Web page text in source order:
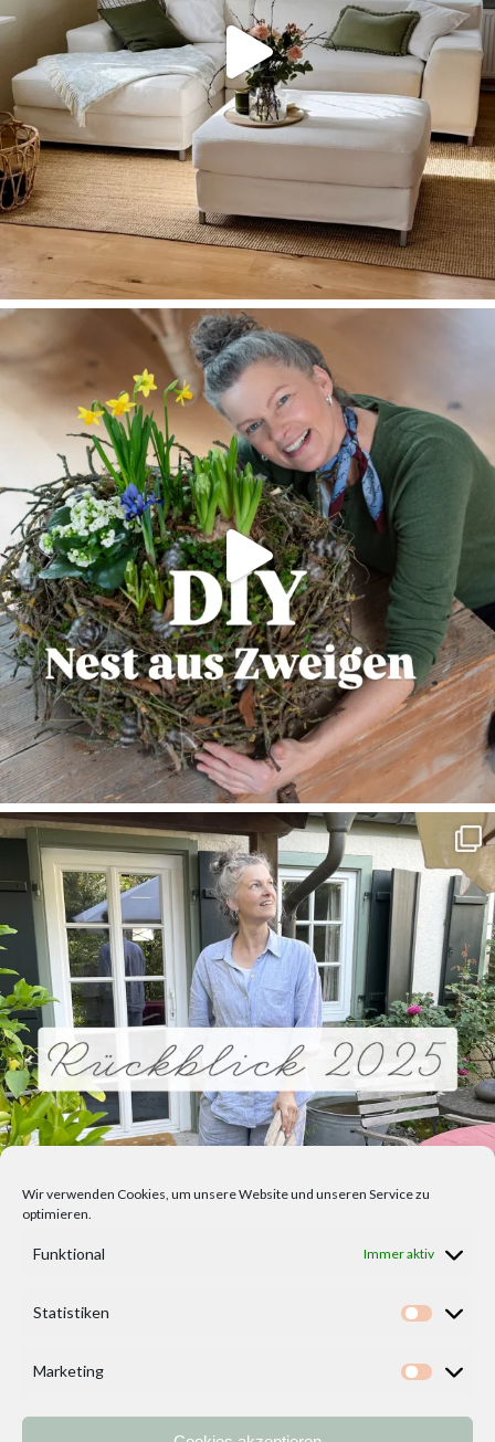
Wir verwenden Cookies, um unsere Website und unseren Service zu
optimieren.
Funktional Immer aktiv
Statistiken
Marketing